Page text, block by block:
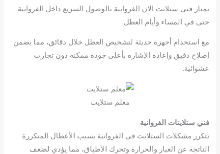
يمتاز فني ستلايت الان الفروانية بالوصول السريع داخل الفروانية
حتى في المساء وأيام العطل.
مع استخدام أجهزة حديثة لتشخيص العطل خلال دقائق، مما يضمن
إصلاح دقيق وإعادة الإشارة بأعلى جودة ممكنة دون تجارب
عشوائية.
معلم ستلايت
فني ستلايتات الفروانية
تتكرر مشكلات الستلايت في الفروانية بسبب الأعطال المتكررة
الناتجة عن الغبار والحرارة وتحرك الأطباق، مما يؤدي لضعف